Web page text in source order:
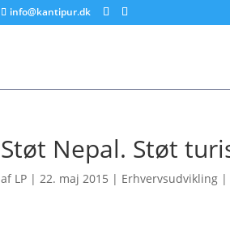
info@kantipur.dk
Støt Nepal. Støt
af LP | 22. maj 2015 | Erhvervsudvikling |